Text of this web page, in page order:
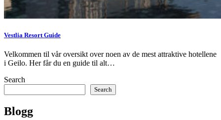
Vestlia Resort Guide
Velkommen til vår oversikt over noen av de mest attraktive hotellene
i Geilo. Her får du en guide til alt…
Search
Search
Blogg